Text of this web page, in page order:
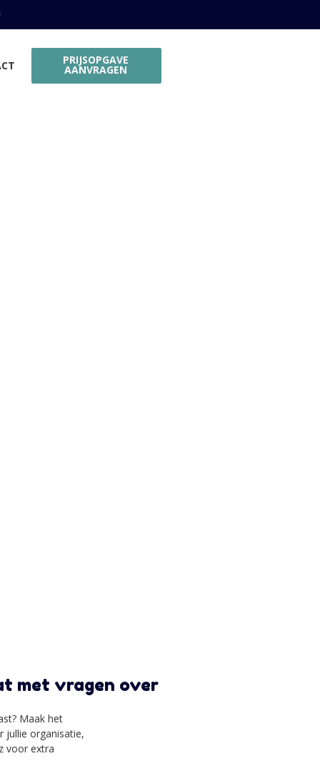
PRIJSOPGAVE
AANVRAGEN
met vragen over
Maak het
jullie organisatie,
voor extra